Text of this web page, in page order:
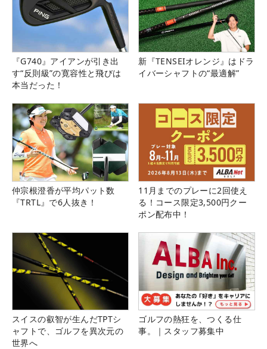
『G740』アイアンが引き出
す“反則級”の寛容性と飛びは
本当だった！
新『TENSEIオレンジ』はドラ
イバーシャフトの“最適解”
仲宗根澄香が平均パット数
『TRTL』で6人抜き！
11月までのプレーに2回使え
る！コース限定3,500円クー
ポン配布中！
スイスの叡智が生んだTPTシ
ャフトで、ゴルフを異次元の
世界へ
ゴルフの熱狂を、つくる仕
事。｜スタッフ募集中